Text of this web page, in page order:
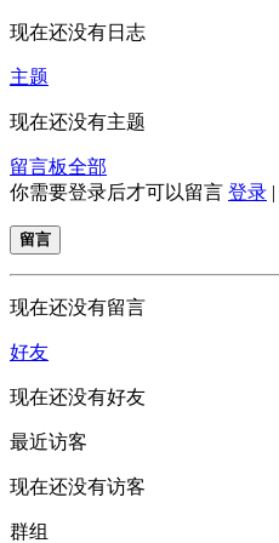
现在还没有日志
主题
现在还没有主题
留言板全部
你需要登录后才可以留言 登录 |
留言
现在还没有留言
好友
现在还没有好友
最近访客
现在还没有访客
群组